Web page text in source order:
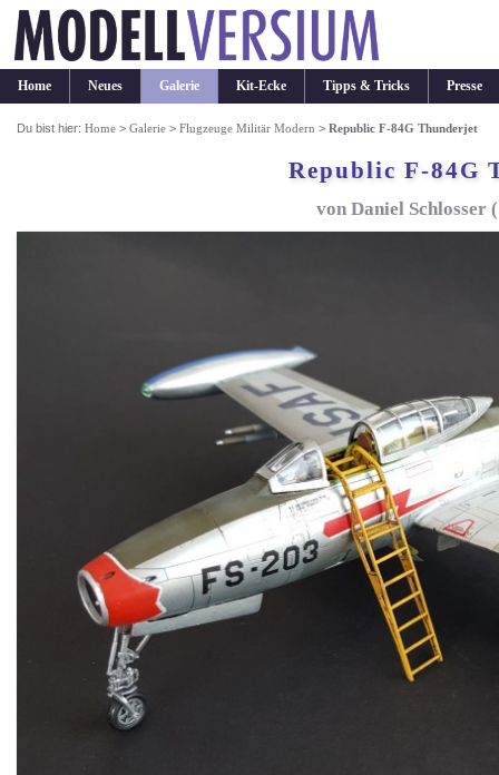
Home Neues Galerie Kit-Ecke Tipps & Tricks Presse
Du bist hier:Home >Galerie >Flugzeuge Militär Modern >Republic F-84G Thunderjet
Republic F-84G
von Daniel Schlosser